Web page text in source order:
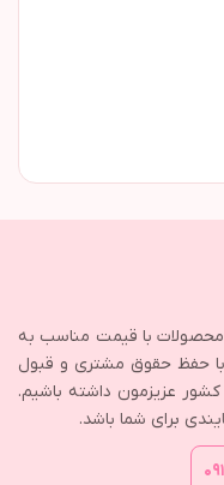
محصولات با قیمت مناسب به
حفظ حقوق مشتری و قبول
عزیزمون داشته باشیم.
برای شما باشد.